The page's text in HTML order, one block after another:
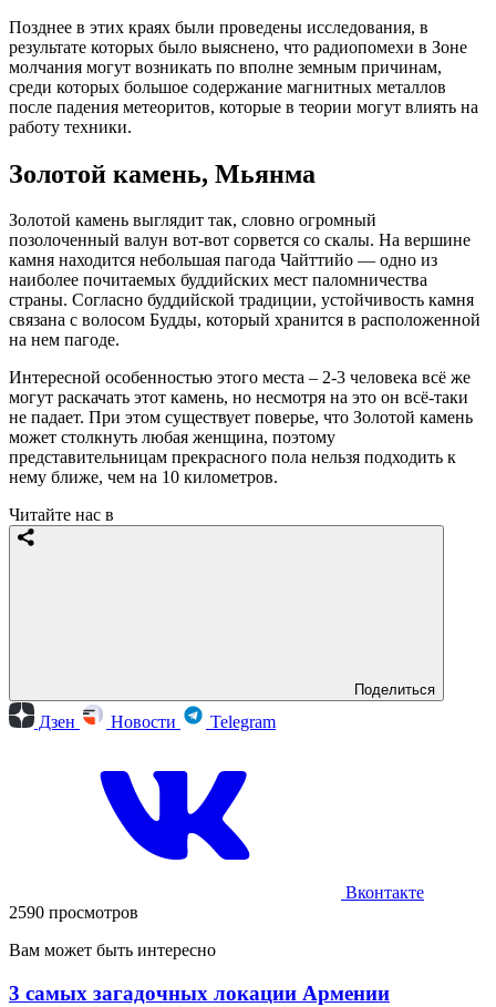
Позднее в этих краях были проведены исследования, в
результате которых было выяснено, что радиопомехи в Зоне
молчания могут возникать по вполне земным причинам,
среди которых большое содержание магнитных металлов
после падения метеоритов, которые в теории могут влиять на
работу техники.
Золотой камень, Мьянма
Золотой камень выглядит так, словно огромный
позолоченный валун вот-вот сорвется со скалы. На вершине
камня находится небольшая пагода Чайттийо — одно из
наиболее почитаемых буддийских мест паломничества
страны. Согласно буддийской традиции, устойчивость камня
связана с волосом Будды, который хранится в расположенной
на нем пагоде.
Интересной особенностью этого места – 2-3 человека всё же
могут раскачать этот камень, но несмотря на это он всё-таки
не падает. При этом существует поверье, что Золотой камень
может столкнуть любая женщина, поэтому
представительницам прекрасного пола нельзя подходить к
нему ближе, чем на 10 километров.
Читайте нас в
Поделиться
Дзен Новости Telegram
Вконтакте
2590 просмотров
Вам может быть интересно
3 самых загадочных локации Армении